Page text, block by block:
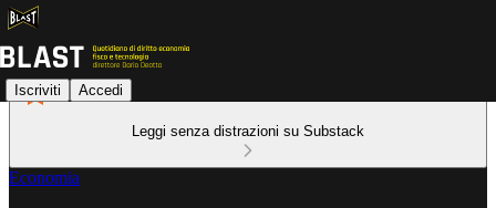
Iscriviti Accedi
Leggi senza distrazioni su Substack
Economia